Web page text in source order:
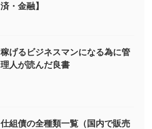
済・金融】
稼げるビジネスマンになる為に管
理人が読んだ良書
仕組債の全種類一覧（国内で販売